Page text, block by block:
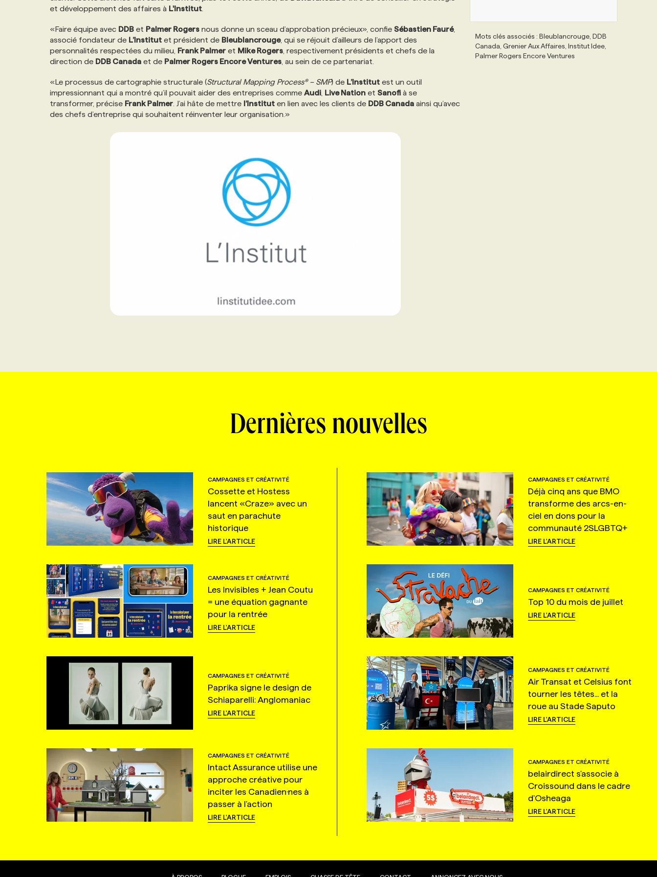
NOS TARIFS
PROGRAMMES DE SUBVENTIONS
ANNONCEZ AVEC NOUS
ANNONCEZ AVEC NOUS
et développement des affaires à L'Institut
«Faire équipe avec DDB et Palmer Rogers nous donne un sceau d’approbation précieux», confie Sébastien Fauré,
associé fondateur de L’Institut et président de Bleublancrouge, qui se réjouit d’ailleurs de l’apport des
personnalités respectées du milieu, Frank Palmer et Mike Rogers , respectivement présidents et chefs de la
direction de DDB Canada et de Palmer Rogers Encore Ventures , au sein de ce partenariat.
«Le processus de cartographie structurale (Structural Mapping Process® – SMP) de L’Institut est un outil
impressionnant qui a montré qu’il pouvait aider des entreprises comme Audi Live Nation et Sanofi à se
transformer, précise Frank Palmer . J’ai hâte de mettre l’Institut en lien avec les clients de DDB Canada ainsi qu’avec
des chefs d’entreprise qui souhaitent réinventer leur organisation.»
Mots clés associés : Bleublancrouge, DDB
Canada, Grenier Aux Affaires, Institut Idee,
Palmer Rogers Encore Ventures
Dernières nouvelles
CAMPAGNES ET CRÉATIVITÉ
Cossette et Hostess
lancent «Craze» avec un
saut en parachute
historique
LIRE L'ARTICLE
CAMPAGNES ET CRÉATIVITÉ
Déjà cinq ans que BMO
transforme des arcs-en-
ciel en dons pour la
communauté 2SLGBTQ+
LIRE L'ARTICLE
CAMPAGNES ET CRÉATIVITÉ
Les Invisibles + Jean Coutu
= une équation gagnante
pour la rentrée
LIRE L'ARTICLE
CAMPAGNES ET CRÉATIVITÉ
Top 10 du mois de juillet
LIRE L'ARTICLE
CAMPAGNES ET CRÉATIVITÉ
Paprika signe le design de
Schiaparelli: Anglomaniac
LIRE L'ARTICLE
CAMPAGNES ET CRÉATIVITÉ
Air Transat et Celsius font
tourner les têtes... et la
roue au Stade Saputo
LIRE L'ARTICLE
CAMPAGNES ET CRÉATIVITÉ
Intact Assurance utilise une
approche créative pour
inciter les Canadien·nes à
passer à l'action
LIRE L'ARTICLE
CAMPAGNES ET CRÉATIVITÉ
belairdirect s'associe à
Croissound dans le cadre
d'Osheaga
LIRE L'ARTICLE